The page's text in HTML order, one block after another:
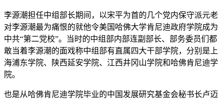
李源潮担任中组部长期间，以宋平为首的几个党内保守派元老
对李源潮最为痛恨的就他令美国哈佛大学肯尼迪政府学院成为
中共“第二党校”。当时的中组部内部连副部长、部务委员们都
敢当着李源潮的面戏称中组部有直属四大干部学院，分别是上
海浦东学院、陕西延安学院、江西井冈山学院和哈佛肯尼迪学
院。
也是从哈佛肯尼迪学院毕业的中国发展研究基金会秘书长卢迈